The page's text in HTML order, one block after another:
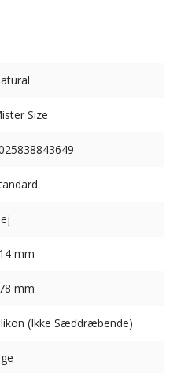
Size
mm
mm
(Ikke Sæddræbende)